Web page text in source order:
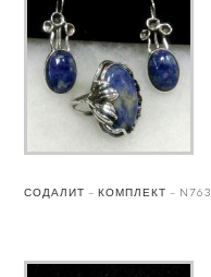
СОДАЛИТ – КОМПЛЕКТ – N763